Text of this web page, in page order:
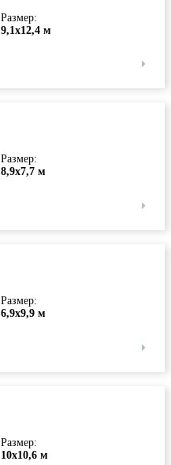
Размер:
9,1х12,4 м
Размер:
8,9х7,7 м
Размер:
6,9х9,9 м
Размер:
10х10,6 м